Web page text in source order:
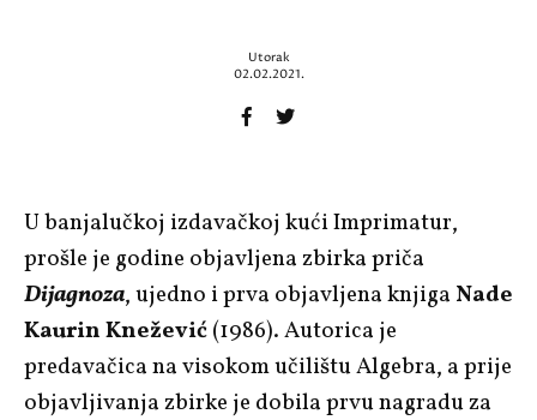
Utorak
02.02.2021.
U banjalučkoj izdavačkoj kući Imprimatur,
prošle je godine objavljena zbirka priča
Dijagnoza, ujedno i prva objavljena knjiga Nade
Kaurin Knežević(1986). Autorica je
predavačica na visokom učilištu Algebra, a prije
objavljivanja zbirke je dobila prvu nagradu za